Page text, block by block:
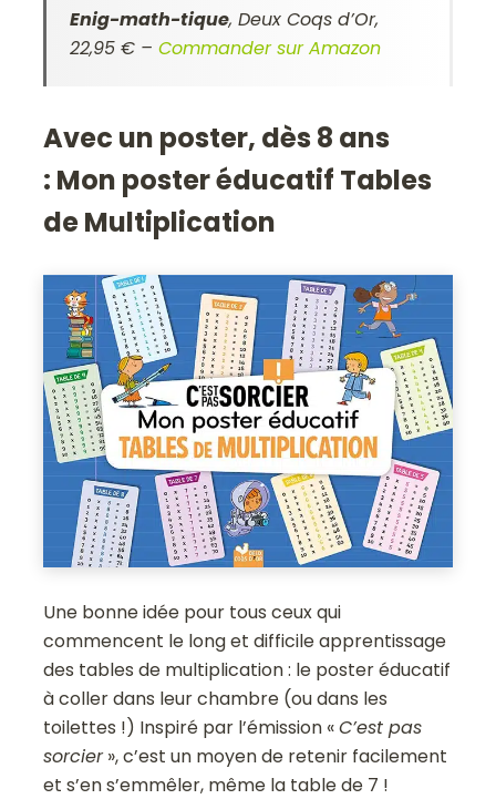
Enig-math-tique, Deux Coqs d’Or,
22,95 € –Commander sur Amazon
Avec un poster, dès 8 ans
: Mon poster éducatif Tables
de Multiplication
Une bonne idée pour tous ceux qui
commencent le long et difficile apprentissage
des tables de multiplication : le poster éducatif
à coller dans leur chambre (ou dans les
toilettes !) Inspiré par l’émission «C’est pas
sorcier», c’est un moyen de retenir facilement
et s’en s’emmêler, même la table de 7 !